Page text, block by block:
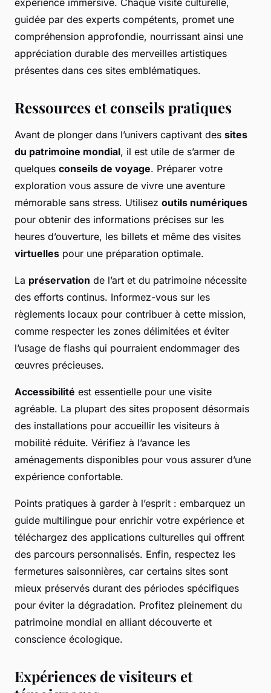
expérience immersive. Chaque visite culturelle,
guidée par des experts compétents, promet une
compréhension approfondie, nourrissant ainsi une
appréciation durable des merveilles artistiques
présentes dans ces sites emblématiques.
Ressources et conseils pratiques
Avant de plonger dans l’univers captivant des sites
du patrimoine mondial, il est utile de s’armer de
quelques conseils de voyage. Préparer votre
exploration vous assure de vivre une aventure
mémorable sans stress. Utilisez outils numériques
pour obtenir des informations précises sur les
heures d’ouverture, les billets et même des visites
virtuelles pour une préparation optimale.
La préservation de l’art et du patrimoine nécessite
des efforts continus. Informez-vous sur les
règlements locaux pour contribuer à cette mission,
comme respecter les zones délimitées et éviter
l’usage de flashs qui pourraient endommager des
œuvres précieuses.
Accessibilité est essentielle pour une visite
agréable. La plupart des sites proposent désormais
des installations pour accueillir les visiteurs à
mobilité réduite. Vérifiez à l’avance les
aménagements disponibles pour vous assurer d’une
expérience confortable.
Points pratiques à garder à l’esprit : embarquez un
guide multilingue pour enrichir votre expérience et
téléchargez des applications culturelles qui offrent
des parcours personnalisés. Enfin, respectez les
fermetures saisonnières, car certains sites sont
mieux préservés durant des périodes spécifiques
pour éviter la dégradation. Profitez pleinement du
patrimoine mondial en alliant découverte et
conscience écologique.
Expériences de visiteurs et